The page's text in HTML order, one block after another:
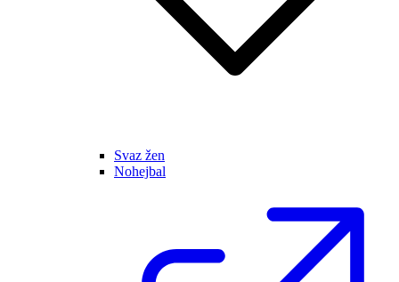
Svaz žen
Nohejbal